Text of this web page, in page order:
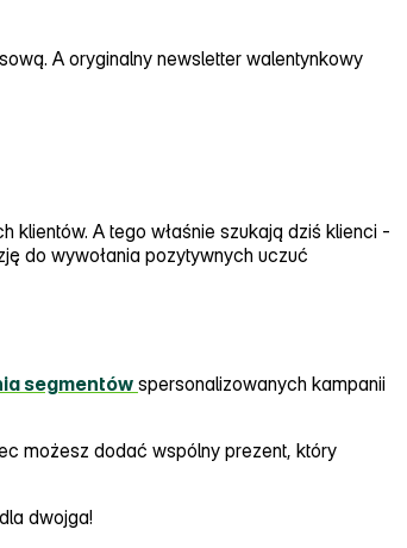
A oryginalny newsletter walentynkowy
A tego właśnie szukają dziś klienci ‑
do wywołania pozytywnych uczuć
segmentów spersonalizowanych kampanii
możesz dodać wspólny prezent, który
dwojga!